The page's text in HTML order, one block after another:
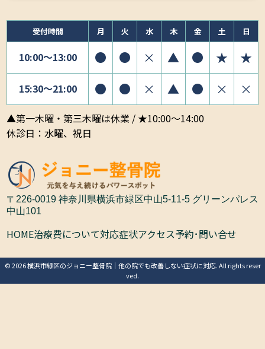
受付時間 月 火 水 木 金 土 日
10:00〜13:00 ● ● × ▲ ● ★ ★
15:30〜21:00 ● ● × ▲ ● × ×
▲第一木曜・第三木曜は休業 / ★10:00～14:00
休診日：水曜、祝日
〒226-0019 神奈川県横浜市緑区中山5-11-5 グリーンパレス
中山101
HOME治療費について対応症状アクセス予約･問い合せ
© 2026 横浜市緑区のジョニー整骨院｜他の院でも改善しない症状に対応. All rights reser
ved.